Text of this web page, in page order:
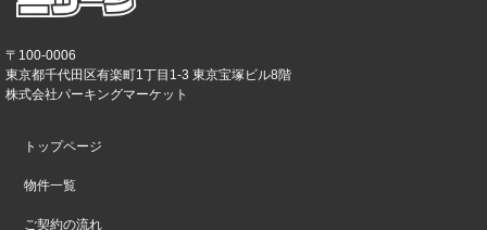
〒100-0006
東京都千代田区有楽町1丁目1-3 東京宝塚ビル8階
株式会社パーキングマーケット
トップページ
物件一覧
ご契約の流れ